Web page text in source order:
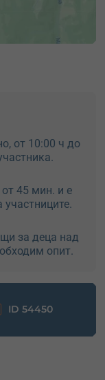
от 10:00 ч до
45 мин. и е
за деца над
опит.
ID 54450